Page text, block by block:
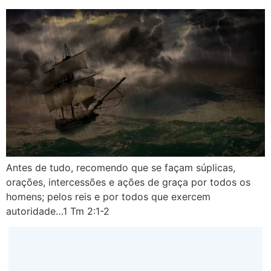
Antes de tudo, recomendo que se façam súplicas,
orações, intercessões e ações de graça por todos os
homens; pelos reis e por todos que exercem
autoridade…1 Tm 2:1-2